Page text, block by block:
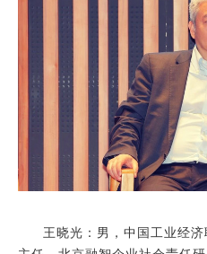
王晓光：男，中国工业经